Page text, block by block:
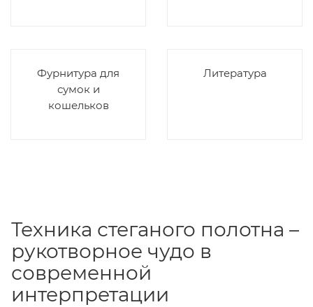
Фурнитура для
сумок и
кошельков
Литература
Техника стеганого полотна –
рукотворное чудо в
современной
интерпретации